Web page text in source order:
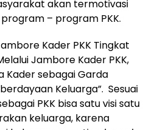
akan termotivasi
– program PKK.
Kader PKK Tingkat
Jambore Kader PKK,
Kader sebagai Garda
Keluarga”. Sesuai
PKK bisa satu visi satu
keluarga, karena